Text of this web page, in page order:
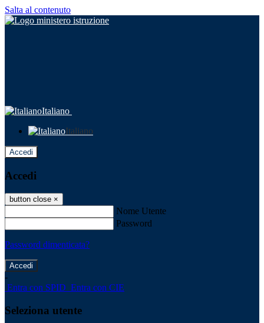
Salta al contenuto
Italiano
Italiano
Accedi
Accedi
button close ×
Nome Utente
Password
Password dimenticata?
-
Entra con SPID Entra con CIE
Seleziona utente